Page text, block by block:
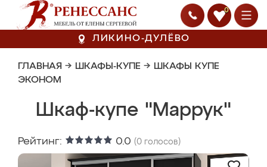
0
ЛИКИНО-ДУЛЁВО
ГЛАВНАЯ → ШКАФЫ-КУПЕ → ШКАФЫ КУПЕ
ЭКОНОМ
Шкаф-купе "Маррук"
Рейтинг: 0.0 (0 голосов)